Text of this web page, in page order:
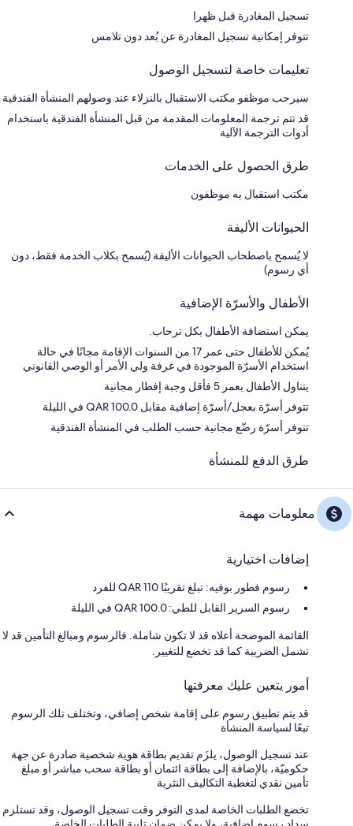
تسجيل المغادرة قبل ظهرا
تتوفر إمكانية تسجيل المغادرة عن بُعد دون تلامس
تعليمات خاصة لتسجيل الوصول
سيرحب موظفو مكتب الاستقبال بالنزلاء عند وصولهم المنشأة الفندقية
قد تتم ترجمة المعلومات المقدمة من قبل المنشأة الفندقية باستخدام
أدوات الترجمة الآلية
طرق الحصول على الخدمات
مكتب استقبال به موظفون
الحيوانات الأليفة
لا يُسمح باصطحاب الحيوانات الأليفة (يُسمح بكلاب الخدمة فقط، دون
أي رسوم)
الأطفال والأسرّة الإضافية
يمكن استضافة الأطفال بكل ترحاب.
يُمكن للأطفال حتى عمر 17 من السنوات الإقامة مجانًا في حالة
استخدام الأسرّة الموجودة في غرفة ولي الأمر أو الوصي القانوني
يتناول الأطفال بعمر 5 فأقل وجبة إفطار مجانية
تتوفر أسرّة بعجل/أسرّة إضافية مقابل QAR 100.0 في الليلة
تتوفر أسرّة رضّع مجانية حسب الطلب في المنشأة الفندقية
طرق الدفع للمنشأة
معلومات مهمة
إضافات اختيارية
رسوم فطور بوفيه: تبلغ تقريبًا 110 QAR للفرد
رسوم السرير القابل للطي: 100.0 QAR في الليلة
القائمة الموضحة أعلاه قد لا تكون شاملة. فالرسوم ومبالغ التأمين قد لا
تشمل الضريبة كما قد تخضع للتغيير.
أمور يتعين عليك معرفتها
قد يتم تطبيق رسوم على إقامة شخص إضافي، وتختلف تلك الرسوم
تبعًا لسياسة المنشأة
عند تسجيل الوصول، يلزَم تقديم بطاقة هوية شخصية صادرة عن جهة
حكوميّة، بالإضافة إلى بطاقة ائتمان أو بطاقة سحب مباشر أو مبلغ
تأمين نقدي لتغطية التكاليف النثرية
تخضع الطلبات الخاصة لمدى التوفر وقت تسجيل الوصول، وقد تستلزم